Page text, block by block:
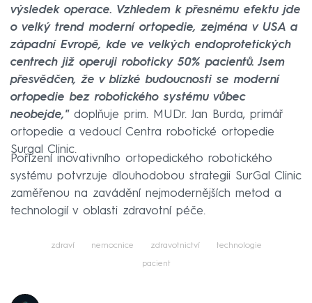
výsledek operace. Vzhledem k přesnému efektu jde
o velký trend moderní ortopedie, zejména v USA a
západní Evropě, kde ve velkých endoprotetických
centrech již operuji roboticky 50% pacientů. Jsem
přesvědčen, že v blízké budoucnosti se moderní
ortopedie bez robotického systému vůbec
neobejde," doplňuje prim. MUDr. Jan Burda, primář
ortopedie a vedoucí Centra robotické ortopedie
Surgal Clinic.
Pořízení inovativního ortopedického robotického
systému potvrzuje dlouhodobou strategii SurGal Clinic
zaměřenou na zavádění nejmodernějších metod a
technologií v oblasti zdravotní péče.
zdraví nemocnice zdravotnictví technologie
pacient